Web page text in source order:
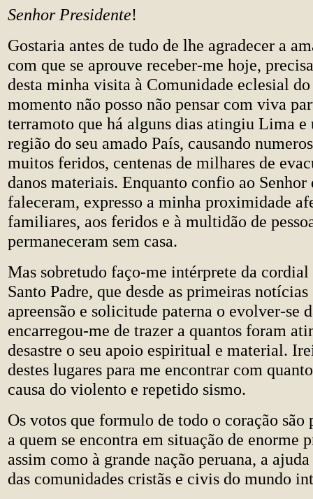
Senhor Presidente!
Gostaria antes de tudo de lhe agradecer a
com que se aprouve receber-me hoje,
desta minha visita à Comunidade eclesial do
momento não posso não pensar com viva
terramoto que há alguns dias atingiu Lima e
região do seu amado País, causando
muitos feridos, centenas de milhares de
danos materiais. Enquanto confio ao Senhor
faleceram, expresso a minha proximidade
familiares, aos feridos e à multidão de
permaneceram sem casa.
Mas sobretudo faço-me intérprete da
Santo Padre, que desde as primeiras
apreensão e solicitude paterna o evolver-se
encarregou-me de trazer a quantos foram
desastre o seu apoio espiritual e material.
destes lugares para me encontrar com
causa do violento e repetido sismo.
Os votos que formulo de todo o coração são
a quem se encontra em situação de enorme
assim como à grande nação peruana, a
das comunidades cristãs e civis do mundo